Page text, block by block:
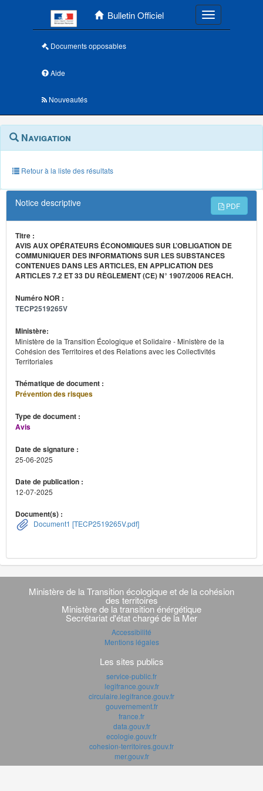
Bulletin Officiel Toggle
Documents opposables
Aide
Nouveautés
Navigation
outils
annexes
Menu
contextuel
Navigation
Retour à la liste des résultats
Notice descriptive PDF
Titre :
AVIS AUX OPÉRATEURS ÉCONOMIQUES SUR L’OBLIGATION DE
COMMUNIQUER DES INFORMATIONS SUR LES SUBSTANCES
CONTENUES DANS LES ARTICLES, EN APPLICATION DES
ARTICLES 7.2 ET 33 DU RÈGLEMENT (CE) N° 1907/2006 REACH.
Numéro NOR :
TECP2519265V
Ministère:
Ministère de la Transition Écologique et Solidaire - Ministère de la
Cohésion des Territoires et des Relations avec les Collectivités
Territoriales
Thématique de document :
Prévention des risques
Type de document :
Avis
Date de signature :
25-06-2025
Date de publication :
12-07-2025
Document(s) :
Document1 [TECP2519265V.pdf]
Navigation
transverse
Ministère de la Transition écologique et de la cohésion
des territoires
Ministère de la transition énérgétique
Secrétariat d'état chargé de la Mer
Accessibilité
Mentions légales
Les sites publics
service-public.fr
legifrance.gouv.fr
circulaire.legifrance.gouv.fr
gouvernement.fr
france.fr
data.gouv.fr
ecologie.gouv.fr
cohesion-territoires.gouv.fr
mer.gouv.fr